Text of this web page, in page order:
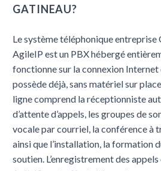
GATINEAU?
Le système téléphonique entreprise
AgileIP est un PBX hébergé
fonctionne sur la connexion Internet
possède déjà, sans matériel sur
ligne comprend la réceptionniste
d’attente d’appels, les groupes de
vocale par courriel, la conférence à
ainsi que l’installation, la formation
soutien. L’enregistrement des